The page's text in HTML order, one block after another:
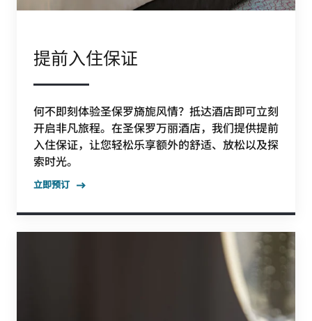
提前入住保证
何不即刻体验圣保罗旖旎风情？抵达酒店即可立刻
开启非凡旅程。在圣保罗万丽酒店，我们提供提前
入住保证，让您轻松乐享额外的舒适、放松以及探
索时光。
立即预订